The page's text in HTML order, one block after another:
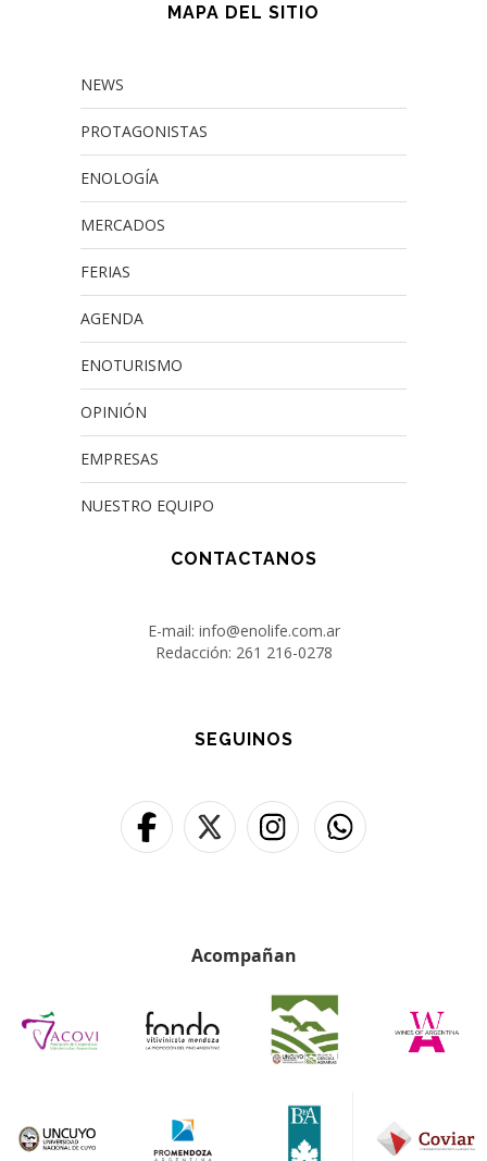
MAPA DEL SITIO
NEWS
PROTAGONISTAS
ENOLOGÍA
MERCADOS
FERIAS
AGENDA
ENOTURISMO
OPINIÓN
EMPRESAS
NUESTRO EQUIPO
CONTACTANOS
E-mail: info@enolife.com.ar
Redacción: 261 216-0278
SEGUINOS
Acompañan